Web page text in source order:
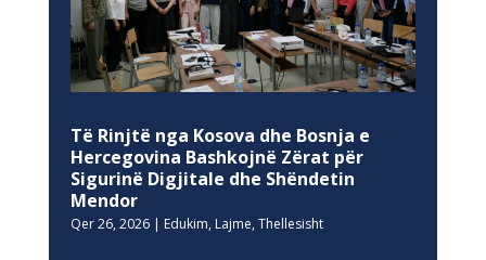
Të Rinjtë nga Kosova dhe Bosnja e
Hercegovina Bashkojnë Zërat për
Sigurinë Digjitale dhe Shëndetin
Mendor
Qer 26, 2026| Edukim, Lajme, Thellesisht